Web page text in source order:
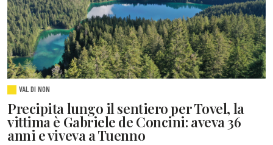
VAL DI NON
Precipita lungo il sentiero per Tovel, la
vittima è Gabriele de Concini: aveva 36
anni e viveva a Tuenno